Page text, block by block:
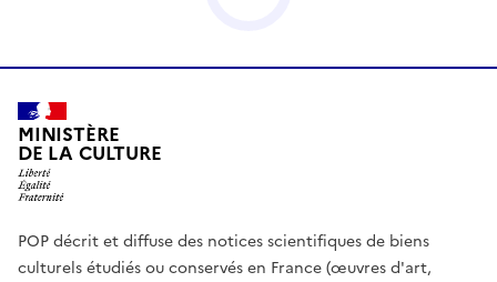
MINISTÈRE
DE LA CULTURE
POP décrit et diffuse des notices scientifiques de biens
culturels étudiés ou conservés en France (œuvres d'art,